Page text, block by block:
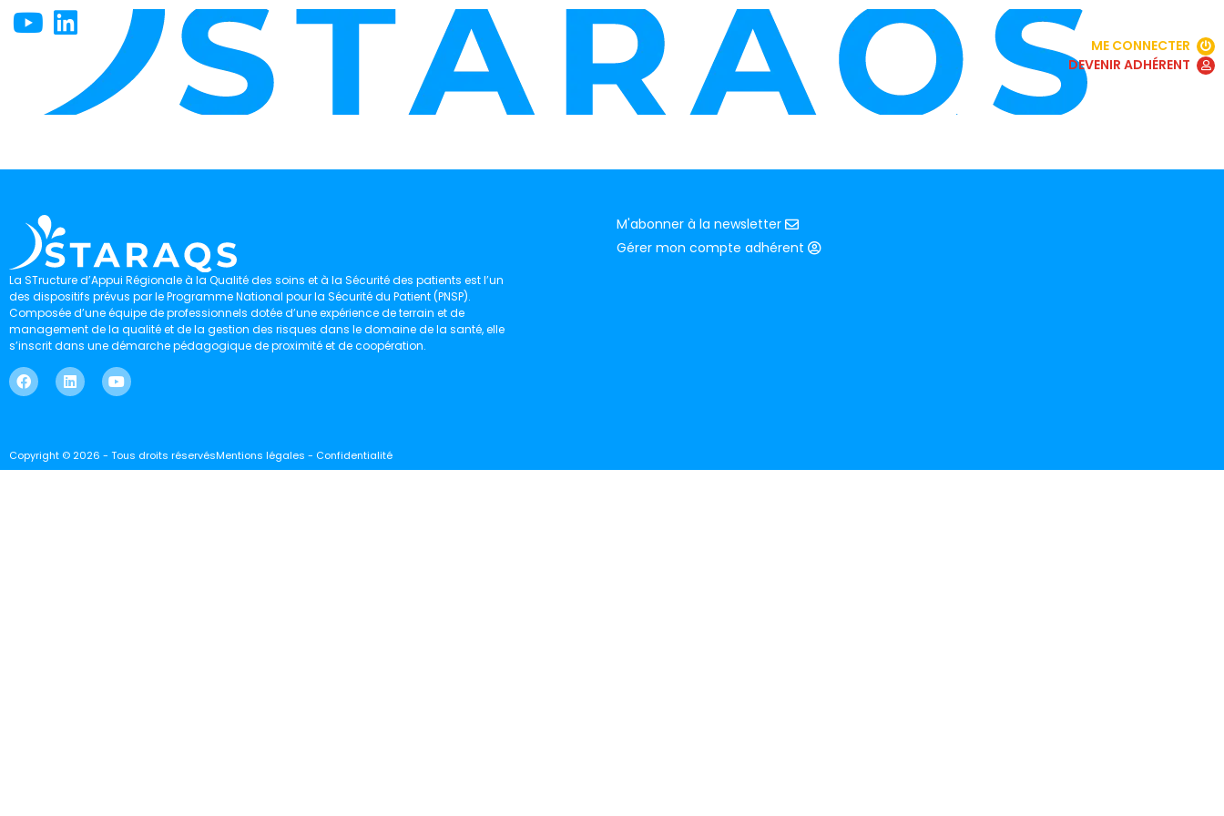
ME CONNECTER
DEVENIR ADHÉRENT
La STructure d’Appui Régionale à la Qualité des soins et à la Sécurité des patients est l’un
des dispositifs prévus par le Programme National pour la Sécurité du Patient (PNSP).
Composée d’une équipe de professionnels dotée d’une expérience de terrain et de
management de la qualité et de la gestion des risques dans le domaine de la santé, elle
s’inscrit dans une démarche pédagogique de proximité et de coopération.
M'abonner à la newsletter
Gérer mon compte adhérent
Copyright © 2026 - Tous droits réservésMentions légales - Confidentialité